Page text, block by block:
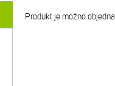
Produkt je možno